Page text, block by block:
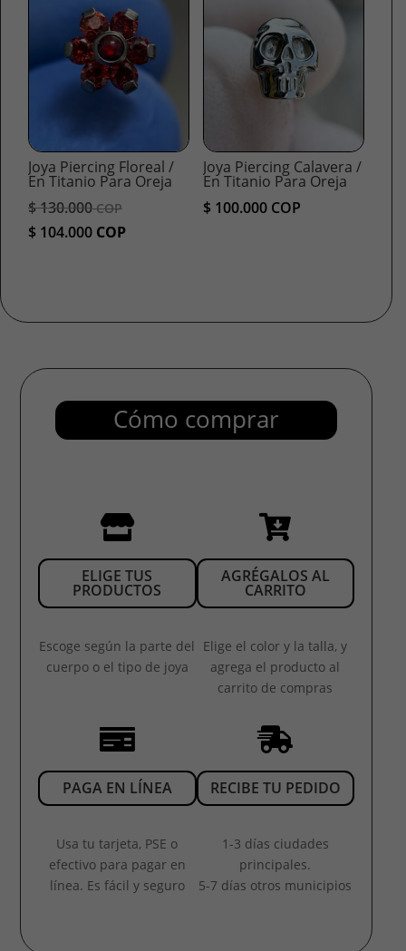
Joya Piercing Floreal /
En Titanio Para Oreja
$130.000COPEl
precio
COP.
$ 104.000 COPEl
$ 104.000
Joya Piercing Calavera /
En Titanio Para Oreja
$100.000COP
Cómo comprar

ELIGE TUS
PRODUCTOS
Escoge según la parte del
cuerpo o el tipo de joya

AGRÉGALOS AL
CARRITO
Elige el color y la talla, y
agrega el producto al
carrito de compras

PAGA EN LÍNEA
Usa tu tarjeta, PSE o
efectivo para pagar en
línea. Es fácil y seguro

RECIBE TU PEDIDO
1-3 días ciudades
principales.
5-7 días otros municipios